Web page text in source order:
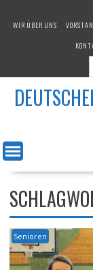
WIR ÜBER UNS
Senioren